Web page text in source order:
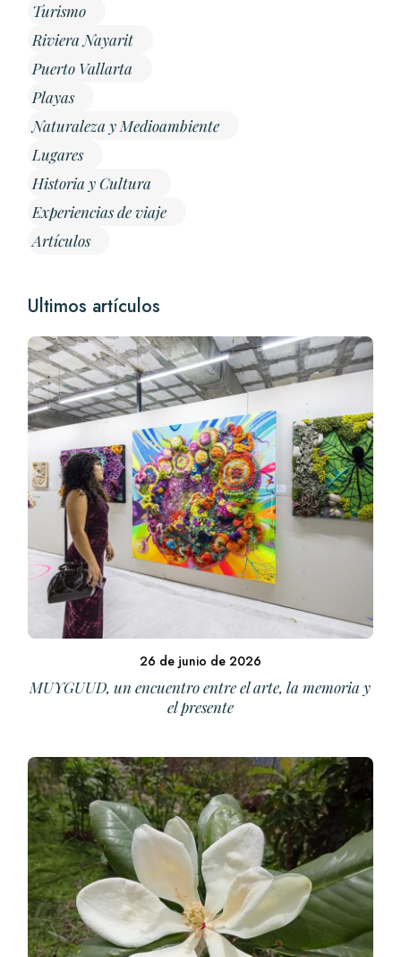
Turismo
Riviera Nayarit
Puerto Vallarta
Playas
Naturaleza y Medioambiente
Lugares
Historia y Cultura
Experiencias de viaje
Artículos
Ultimos artículos
26 de junio de 2026
MUYGUUD, un encuentro entre el arte, la memoria y
el presente